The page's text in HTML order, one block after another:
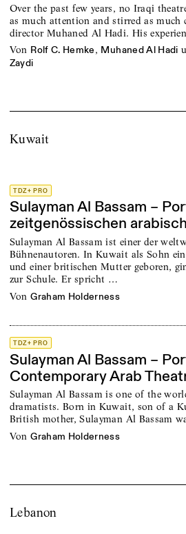
Over the past few years, no Iraqi
as much attention and stirred as much
director Muhaned Al Hadi. His
von Rolf C. Hemke, Muhaned Al Hadi
Zaydi
Kuwait
TDZ+ PRO
Sulayman Al Bassam –
zeitgenössischen
Sulayman Al Bassam ist einer der
Bühnenautoren. In Kuwait als Sohn
und einer britischen Mutter geboren,
zur Schule. Er spricht …
von Graham Holderness
TDZ+ PRO
Sulayman Al Bassam –
Contemporary Arab
Sulayman Al Bassam is one of the
dramatists. Born in Kuwait, son of a
British mother, Sulayman Al Bassam
von Graham Holderness
Lebanon